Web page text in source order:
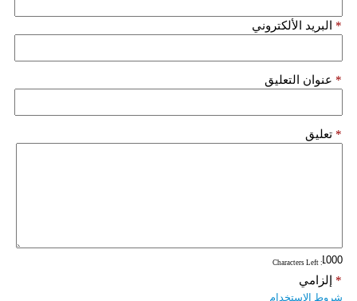
البريد الألكتروني *
عنوان التعليق *
تعليق *
: Characters Left
إلزامي *
شروط الاستخدام